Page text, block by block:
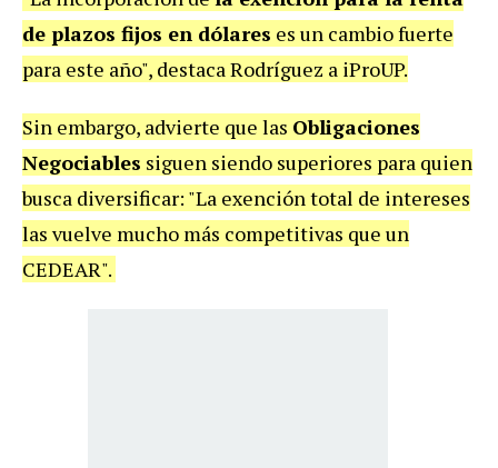
de plazos fijos en dólares es un cambio fuerte
para este año", destaca Rodríguez a iProUP.
Sin embargo, advierte que las Obligaciones
Negociables siguen siendo superiores para quien
busca diversificar: "La exención total de intereses
las vuelve mucho más competitivas que un
CEDEAR".